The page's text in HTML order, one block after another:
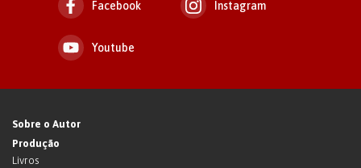
Facebook Instagram
Youtube
Sobre o Autor
Produção
Livros